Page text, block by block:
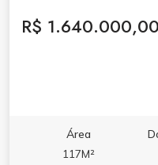
R$ 1.640.000,00
Área
117M²